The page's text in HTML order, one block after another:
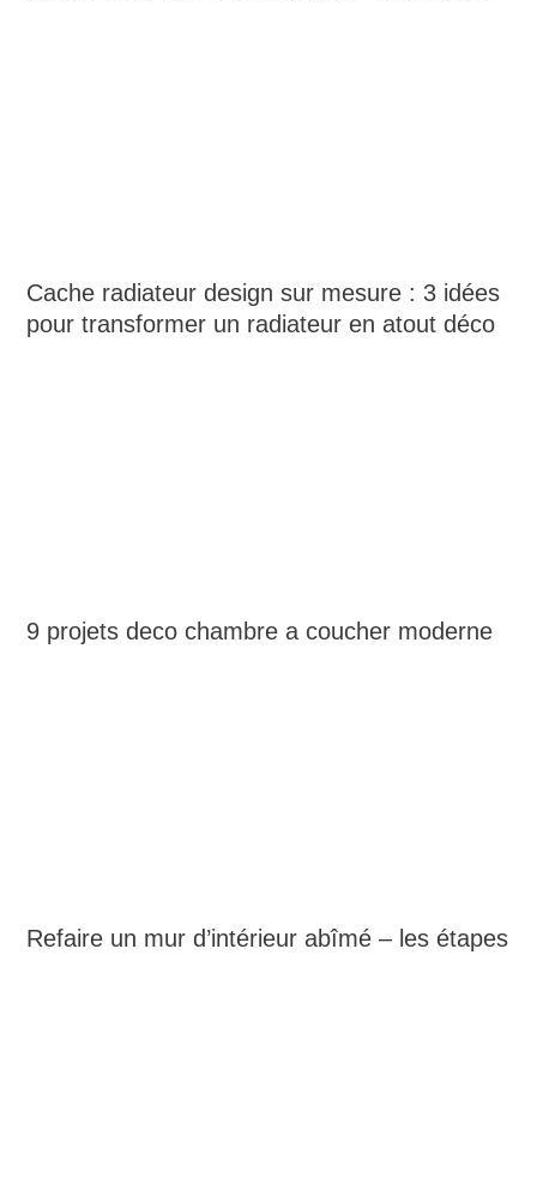
Cache radiateur design sur mesure : 3 idées
pour transformer un radiateur en atout déco
9 projets deco chambre a coucher moderne
Refaire un mur d’intérieur abîmé – les étapes